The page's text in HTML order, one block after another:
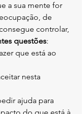
a sua mente for
de
controlar,
questões:
que está ao
nesta
ajuda para